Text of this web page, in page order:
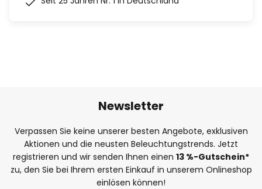
Newsletter
Verpassen Sie keine unserer besten Angebote, exklusiven
Aktionen und die neusten Beleuchtungstrends. Jetzt
registrieren und wir senden Ihnen einen 13 %-Gutschein*
zu, den Sie bei Ihrem ersten Einkauf in unserem Onlineshop
einlösen können!